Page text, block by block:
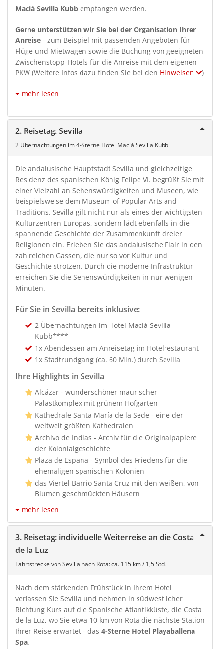
Macià Sevilla Kubb empfangen werden.
Gerne unterstützen wir Sie bei der Organisation Ihrer
Anreise - zum Beispiel mit passenden Angeboten für
Flüge und Mietwagen sowie die Buchung von geeigneten
Zwischenstopp-Hotels für die Anreise mit dem eigenen
PKW (Weitere Infos dazu finden Sie bei den Hinweisen )
mehr lesen
2. Reisetag: Sevilla
2 Übernachtungen im 4-Sterne Hotel Macià Sevilla Kubb
Die andalusische Hauptstadt Sevilla und gleichzeitige
Residenz des spanischen König Felipe VI. begrüßt Sie mit
einer Vielzahl an Sehenswürdigkeiten und Museen, wie
beispielsweise dem Museum of Popular Arts and
Traditions. Sevilla gilt nicht nur als eines der wichtigsten
Kulturzentren Europas, sondern lädt ebenfalls in die
spannende Geschichte der Zusammenkunft dreier
Religionen ein. Erleben Sie das andalusische Flair in den
zahlreichen Gassen, die nur so vor Kultur und
Geschichte strotzen. Durch die moderne Infrastruktur
erreichen Sie die Sehenswürdigkeiten in nur wenigen
Minuten.
Für Sie in Sevilla bereits inklusive:
2 Übernachtungen im Hotel Macià Sevilla
Kubb****
1x Abendessen am Anreisetag im Hotelrestaurant
1x Stadtrundgang (ca. 60 Min.) durch Sevilla
Ihre Highlights in Sevilla
Alcázar - wunderschöner maurischer
Palastkomplex mit grünem Hofgarten
Kathedrale Santa María de la Sede - eine der
weltweit größten Kathedralen
Archivo de Indias - Archiv für die Originalpapiere
der Kolonialgeschichte
Plaza de Espana - Symbol des Friedens für die
ehemaligen spanischen Kolonien
das Viertel Barrio Santa Cruz mit den weißen, von
Blumen geschmückten Häusern
mehr lesen
3. Reisetag: individuelle Weiterreise an die Costa
de la Luz
Fahrtstrecke von Sevilla nach Rota: ca. 115 km / 1,5 Std.
Nach dem stärkenden Frühstück in Ihrem Hotel
verlassen Sie Sevilla und nehmen in südwestlicher
Richtung Kurs auf die Spanische Atlantikküste, die Costa
de la Luz, wo Sie etwa 10 km von Rota die nächste Station
Ihrer Reise erwartet - das 4-Sterne Hotel Playaballena
Spa.